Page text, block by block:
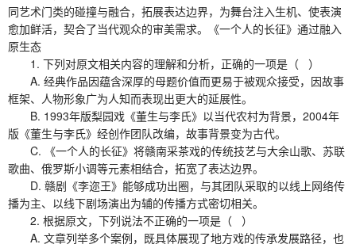
同艺术门类的碰撞与融合，拓展表达边界，为舞台注入生机、使表演
愈加鲜活，契合了当代观众的审美需求。《一个人的长征》通过融入
原生态
1. 下列对原文相关内容的理解和分析，正确的一项是（ ）
A. 经典作品因蕴含深厚的母题价值而更易于被观众接受，因故事
框架、人物形象广为人知而表现出更大的延展性。
B. 1993年版梨园戏《董生与李氏》以当代农村为背景，2004年
版《董生与李氏》经创作团队改编，故事背景变为古代。
C. 《一个人的长征》将赣南采茶戏的传统技艺与大余山歌、苏联
歌曲、俄罗斯小调等元素相结合，拓宽了表达边界。
D. 赣剧《李迩王》能够成功出圈，与其团队采取的以线上网络传
播为主、以线下剧场演出为辅的传播方式密切相关。
2. 根据原文，下列说法不正确的一项是（ ）
A. 文章列举多个案例，既具体展现了地方戏的传承发展路径，也